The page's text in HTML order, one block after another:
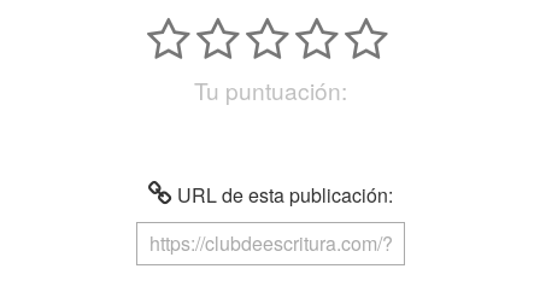
Tu puntuación:
URL de esta publicación: